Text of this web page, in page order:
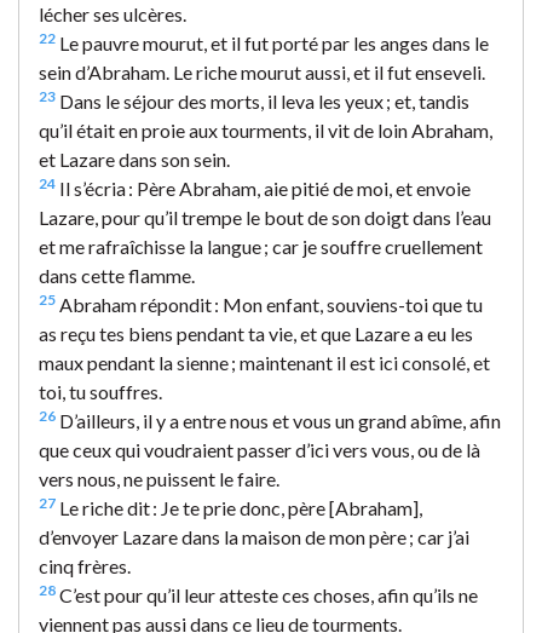
lécher ses ulcères.
22 Le pauvre mourut, et il fut porté par les anges dans le
sein d’Abraham. Le riche mourut aussi, et il fut enseveli.
23 Dans le séjour des morts, il leva les yeux ; et, tandis
qu’il était en proie aux tourments, il vit de loin Abraham,
et Lazare dans son sein.
24 Il s’écria : Père Abraham, aie pitié de moi, et envoie
Lazare, pour qu’il trempe le bout de son doigt dans l’eau
et me rafraîchisse la langue ; car je souffre cruellement
dans cette flamme.
25 Abraham répondit : Mon enfant, souviens-toi que tu
as reçu tes biens pendant ta vie, et que Lazare a eu les
maux pendant la sienne ; maintenant il est ici consolé, et
toi, tu souffres.
26 D’ailleurs, il y a entre nous et vous un grand abîme, afin
que ceux qui voudraient passer d’ici vers vous, ou de là
vers nous, ne puissent le faire.
27 Le riche dit : Je te prie donc, père [Abraham],
d’envoyer Lazare dans la maison de mon père ; car j’ai
cinq frères.
28 C’est pour qu’il leur atteste ces choses, afin qu’ils ne
viennent pas aussi dans ce lieu de tourments.